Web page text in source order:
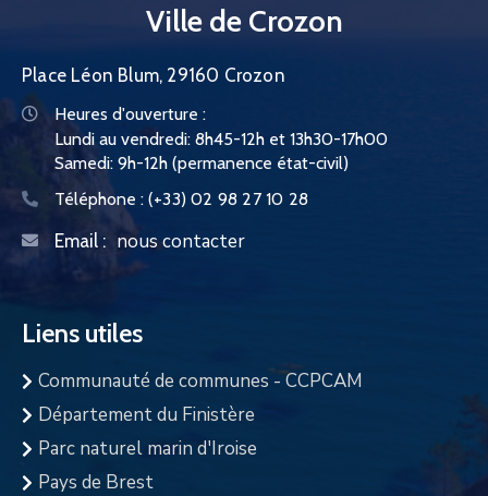
Ville de Crozon
Place Léon Blum, 29160 Crozon
Heures d'ouverture :
Lundi au vendredi: 8h45-12h et 13h30-17h00
Samedi: 9h-12h (permanence état-civil)
Téléphone : (+33) 02 98 27 10 28
Email : nous contacter
Liens utiles
Communauté de communes - CCPCAM
Département du Finistère
Parc naturel marin d'Iroise
Pays de Brest